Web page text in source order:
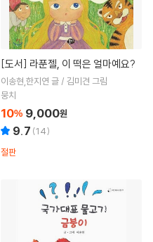
[도서] 라푼젤, 이 떡은 얼마예요?
이송현,한지연 글 / 김미견 그림
뭉치
10% 9,000원
9.7 (14)
절판